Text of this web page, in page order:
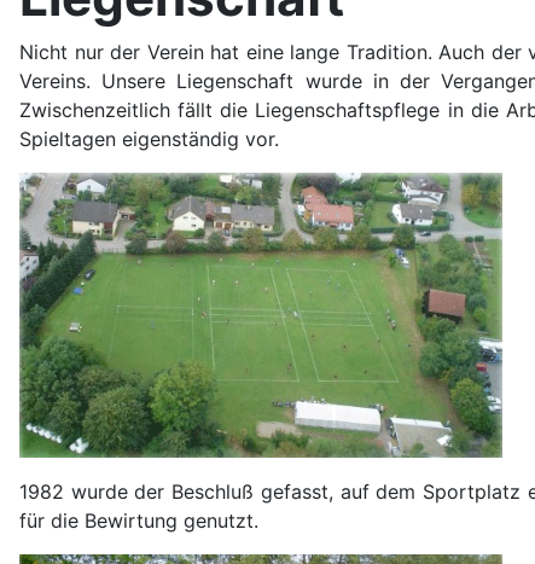
Nicht nur der Verein hat eine lange Tradition. Auch
Vereins. Unsere Liegenschaft wurde in der
Zwischenzeitlich fällt die Liegenschaftspflege in die
Spieltagen eigenständig vor.
1982 wurde der Beschluß gefasst, auf dem Sportplatz
für die Bewirtung genutzt.